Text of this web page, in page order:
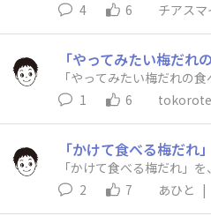
4
6 チアス
「やってみたい梅だ
「やってみたい梅だれの
1
6
「かけて食べる梅だれ
「かけて食べる梅だれ」
2
7 あひと |